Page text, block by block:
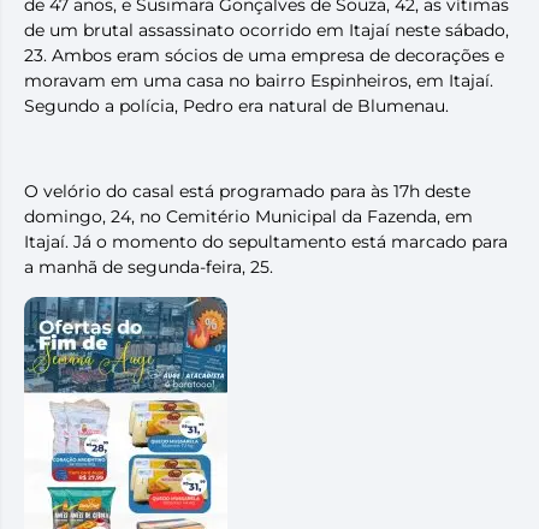
de 47 anos, e Susimara Gonçalves de Souza, 42, as vítimas
de um brutal assassinato ocorrido em Itajaí neste sábado,
23. Ambos eram sócios de uma empresa de decorações e
moravam em uma casa no bairro Espinheiros, em Itajaí.
Segundo a polícia, Pedro era natural de Blumenau.
O velório do casal está programado para às 17h deste
domingo, 24, no Cemitério Municipal da Fazenda, em
Itajaí. Já o momento do sepultamento está marcado para
a manhã de segunda-feira, 25.